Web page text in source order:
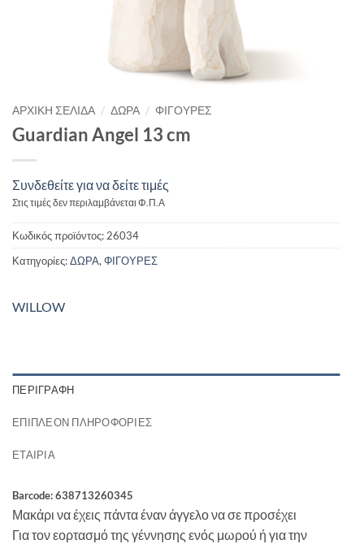
ΑΡΧΙΚΉ ΣΕΛΊΔΑ / ΔΩΡΑ / ΦΙΓΟΥΡΕΣ
Guardian Angel 13 cm
Συνδεθείτε για να δείτε τιμές
Στις τιμές δεν περιλαμβάνεται Φ.Π.Α
Κωδικός προϊόντος:26034
Κατηγορίες:ΔΩΡΑ,ΦΙΓΟΥΡΕΣ
WILLOW
ΠΕΡΙΓΡΑΦΉ
ΕΠΙΠΛΈΟΝ ΠΛΗΡΟΦΟΡΊΕΣ
ΕΤΑΙΡΊΑ
Barcode: 638713260345
Μακάρι να έχεις πάντα έναν άγγελο να σε προσέχει
Για τον εορτασμό της γέννησης ενός μωρού ή για την